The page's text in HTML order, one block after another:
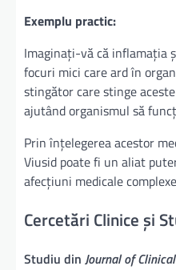
Exemplu practic:
Imaginați-vă că inflamația
focuri mici care ard în
stingător care stinge
ajutând organismul să
Prin înțelegerea acestor
Viusid poate fi un aliat
afecțiuni medicale
Cercetări Clinice și
Studiu din Journal of